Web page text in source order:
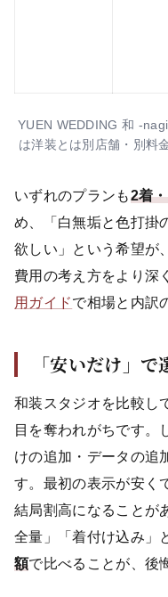
YUEN WEDDING 和 -
は洋装とは別店舗・別料
いずれのプランも2着
め、「白無垢と色打掛
欲しい」という希望が
費用の考え方をより深
用ガイドで相場と内訳
「安いだけ」
和装スタジオを比較し
目を奪われがちです。
けの追加・データの追
す。最初の表示が安く
結局割高になることが
全量」「着付け込み」
額で比べることが、後